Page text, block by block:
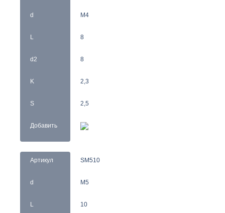
d
L
d2
K
S
Добавить
M4
8
8
2,3
2,5
Артикул
d
L
SM510
M5
10